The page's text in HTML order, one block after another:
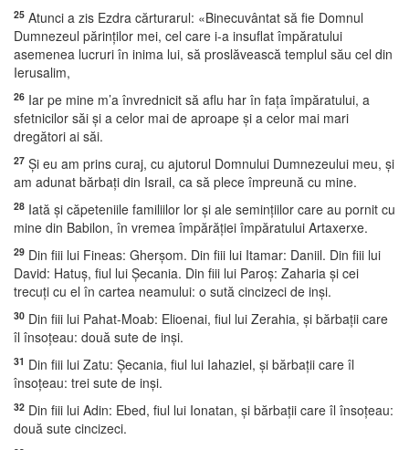
25 Atunci a zis Ezdra cărturarul: «Binecuvântat să fie Domnul
Dumnezeul părinţilor mei, cel care i-a insuflat împăratului
asemenea lucruri în inima lui, să proslăvească templul său cel din
Ierusalim,
26 Iar pe mine m’a învrednicit să aflu har în faţa împăratului, a
sfetnicilor săi şi a celor mai de aproape şi a celor mai mari
dregători ai săi.
27 Şi eu am prins curaj, cu ajutorul Domnului Dumnezeului meu, şi
am adunat bărbaţi din Israil, ca să plece împreună cu mine.
28 Iată şi căpeteniile familiilor lor şi ale seminţiilor care au pornit cu
mine din Babilon, în vremea împărăţiei împăratului Artaxerxe.
29 Din fiii lui Fineas: Gherşom. Din fiii lui Itamar: Daniil. Din fiii lui
David: Hatuş, fiul lui Şecania. Din fiii lui Paroş: Zaharia şi cei
trecuţi cu el în cartea neamului: o sută cincizeci de inşi.
30 Din fiii lui Pahat-Moab: Elioenai, fiul lui Zerahia, şi bărbaţii care
îl însoţeau: două sute de inşi.
31 Din fiii lui Zatu: Şecania, fiul lui Iahaziel, şi bărbaţii care îl
însoţeau: trei sute de inşi.
32 Din fiii lui Adin: Ebed, fiul lui Ionatan, şi bărbaţii care îl însoţeau:
două sute cincizeci.